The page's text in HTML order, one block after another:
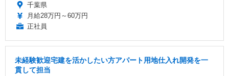
千葉県
月給28万円～60万円
正社員
未経験歓迎宅建を活かしたい方アパート用地仕入れ開発を一
貫して担当